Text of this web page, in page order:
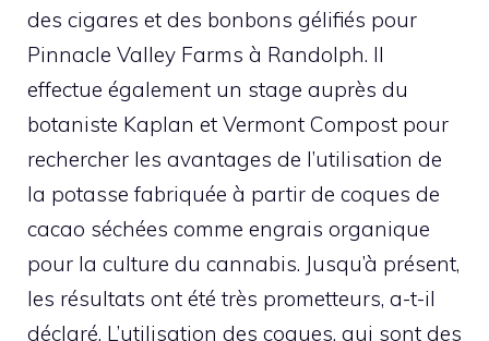
des cigares et des bonbons gélifiés pour
Pinnacle Valley Farms à Randolph. Il
effectue également un stage auprès du
botaniste Kaplan et Vermont Compost pour
rechercher les avantages de l’utilisation de
la potasse fabriquée à partir de coques de
cacao séchées comme engrais organique
pour la culture du cannabis. Jusqu’à présent,
les résultats ont été très prometteurs, a-t-il
déclaré. L’utilisation des coques, qui sont des